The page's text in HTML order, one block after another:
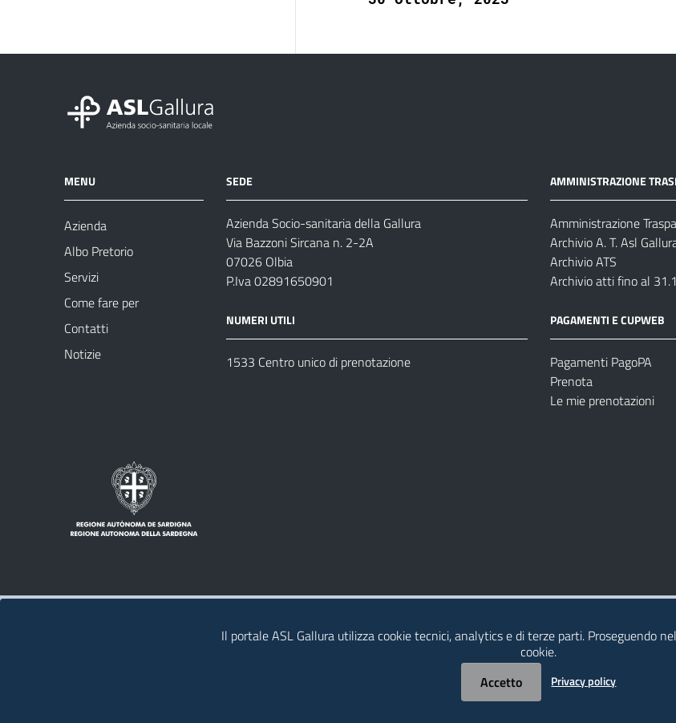
MENU
Azienda
Albo Pretorio
Servizi
Come fare per
Contatti
Notizie
SEDE
Azienda Socio-sanitaria della Gallura
Via Bazzoni Sircana n. 2-2A
07026 Olbia
P.Iva 02891650901
NUMERI UTILI
1533 Centro unico di prenotazione
AMMINISTRAZIONE
Amministrazione
Archivio A. T. Asl
Archivio ATS
Archivio atti fino al
PAGAMENTI E CUPWEB
Pagamenti PagoPA
Prenota
Le mie prenotazioni
Il portale ASL Gallura utilizza cookie tecnici, analytics e di terze parti. Proseguendo
cookie.
Accetto
Privacy policy